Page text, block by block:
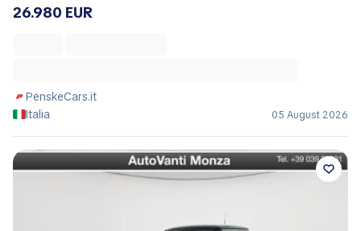
26.980 EUR
PenskeCars.it
Italia
05 August 2026